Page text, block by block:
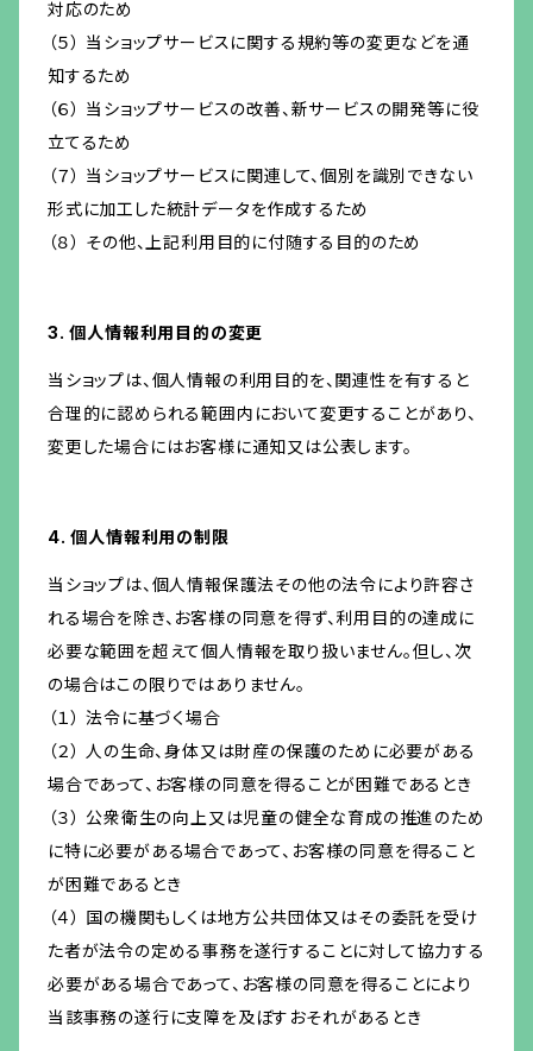
対応のため
（５） 当ショップサービスに関する規約等の変更などを通
知するため
（６） 当ショップサービスの改善、新サービスの開発等に役
立てるため
（７） 当ショップサービスに関連して、個別を識別できない
形式に加工した統計データを作成するため
（８） その他、上記利用目的に付随する目的のため
3. 個人情報利用目的の変更
当ショップは、個人情報の利用目的を、関連性を有すると
合理的に認められる範囲内において変更することがあり、
変更した場合にはお客様に通知又は公表します。
4. 個人情報利用の制限
当ショップは、個人情報保護法その他の法令により許容さ
れる場合を除き、お客様の同意を得ず、利用目的の達成に
必要な範囲を超えて個人情報を取り扱いません。但し、次
の場合はこの限りではありません。
（１） 法令に基づく場合
（２） 人の生命、身体又は財産の保護のために必要がある
場合であって、お客様の同意を得ることが困難であるとき
（３） 公衆衛生の向上又は児童の健全な育成の推進のため
に特に必要がある場合であって、お客様の同意を得ること
が困難であるとき
（４） 国の機関もしくは地方公共団体又はその委託を受け
た者が法令の定める事務を遂行することに対して協力する
必要がある場合であって、お客様の同意を得ることにより
当該事務の遂行に支障を及ぼすおそれがあるとき